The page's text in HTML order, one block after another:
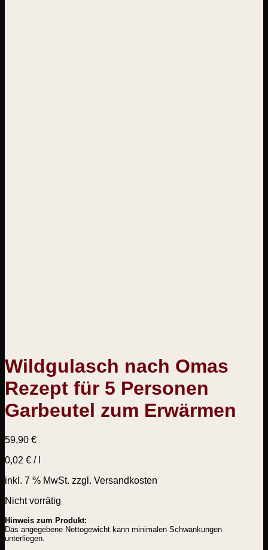
Wildgulasch nach Omas
Rezept für 5 Personen
Garbeutel zum Erwärmen
59,90 €
0,02 € /
inkl. 7 % MwSt. zzgl. Versandkosten
Nicht vorrätig
Hinweis zum Produkt:
Das angegebene Nettogewicht kann minimalen Schwankungen
unterliegen.